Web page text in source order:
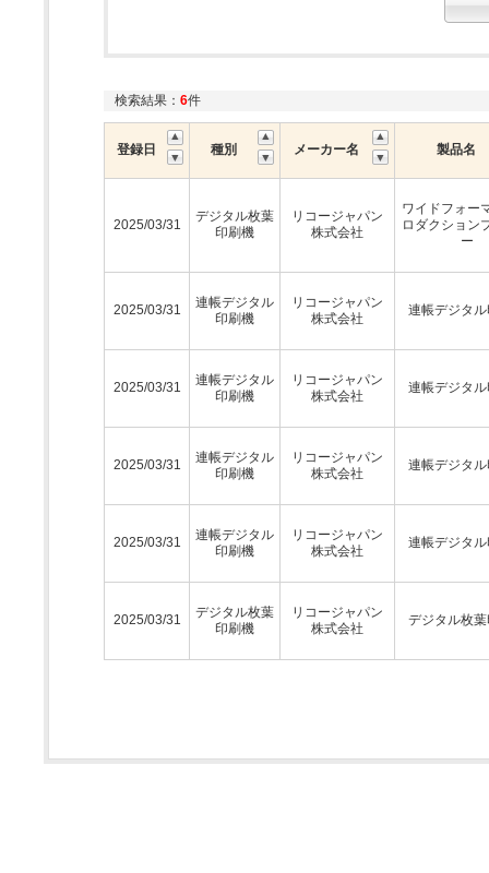
検索結果： 6件
登録日 種別 メーカー名 製品名
2025/03/31
デジタル枚葉
印刷機
リコージャパン
株式会社
ワイドフォー
ロダクション
ー
2025/03/31
連帳デジタル
印刷機
リコージャパン
株式会社
連帳デジタ
2025/03/31
連帳デジタル
印刷機
リコージャパン
株式会社
連帳デジタ
2025/03/31
連帳デジタル
印刷機
リコージャパン
株式会社
連帳デジタ
2025/03/31
連帳デジタル
印刷機
リコージャパン
株式会社
連帳デジタ
2025/03/31
デジタル枚葉
印刷機
リコージャパン
株式会社
デジタル枚